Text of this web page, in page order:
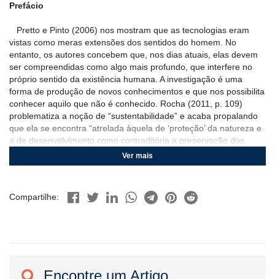
Prefácio
Pretto e Pinto (2006) nos mostram que as tecnologias eram
vistas como meras extensões dos sentidos do homem. No
entanto, os autores concebem que, nos dias atuais, elas devem
ser compreendidas como algo mais profundo, que interfere no
próprio sentido da existência humana. A investigação é uma
forma de produção de novos conhecimentos e que nos possibilita
conhecer aquilo que não é conhecido. Rocha (2011, p. 109)
problematiza a noção de “sustentabilidade” e acaba propalando
que ela se encontra “atrelada àquela de ‘proteção’ da natureza e
a de desenvolvimento como contraditória a preservação dos
recursos e a manutenção dos equilíbrios naturais”. No cenário
atual, são muitos os desafios para o século XXI. Dessa forma, a
Ciências (CONAPESC), realizada no ano de 2019 buscou
problematizar essas questões.
da sustentabilidade do planeta. Escolhemos esse foco de
Ver mais
Compartilhe: